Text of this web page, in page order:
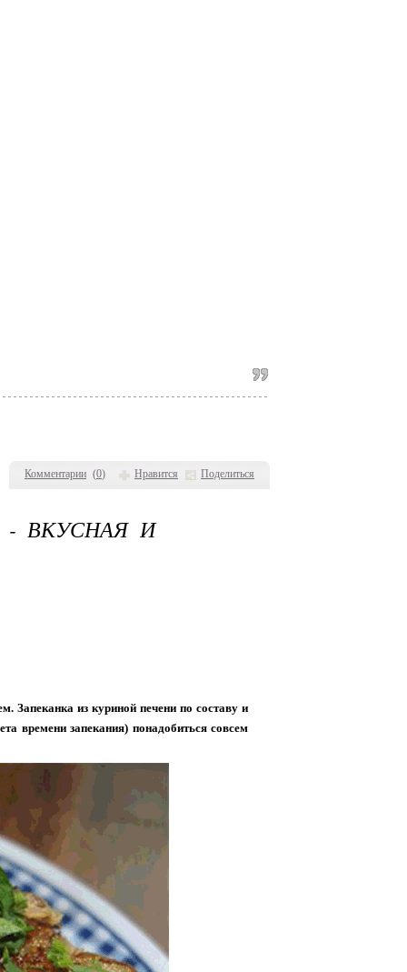
Комментарии (0) Нравится Поделиться
- ВКУСНАЯ И
Запеканка из куриной печени по составу и
времени запекания) понадобиться совсем